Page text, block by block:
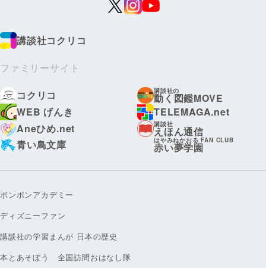
講談社コクリコ
ファミリーサイト
コクリコ
講談社の
動く図鑑MOVE
WEB げんき
TELEMAGA.net
Aneひめ.net
講談社
えほん通信
青い鳥文庫
はやみねかおる FAN CLUB
赤い夢学園
ボンボンアカデミー
ディズニーファン
講談社の学習まんが 日本の歴史
本とあそぼう 全国訪問おはなし隊